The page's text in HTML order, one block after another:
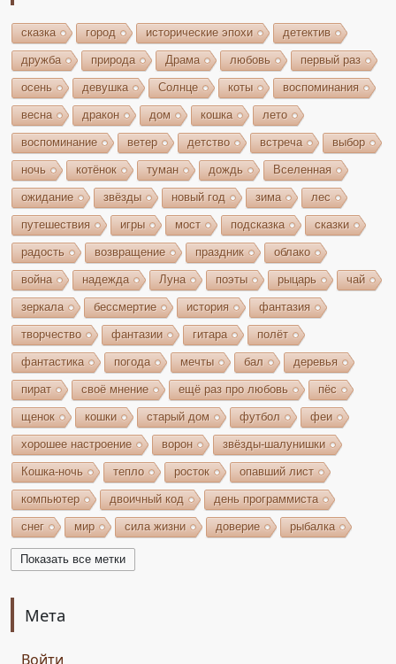
сказка город исторические эпохи детектив
дружба природа Драма любовь первый раз
осень девушка Солнце коты воспоминания
весна дракон дом кошка лето
воспоминание ветер детство встреча выбор
ночь котёнок туман дождь Вселенная
ожидание звёзды новый год зима лес
путешествия игры мост подсказка сказки
радость возвращение праздник облако
война надежда Луна поэты рыцарь чай
зеркала бессмертие история фантазия
творчество фантазии гитара полёт
фантастика погода мечты бал деревья
пират своё мнение ещё раз про любовь пёс
щенок кошки старый дом футбол феи
хорошее настроение ворон звёзды-шалунишки
Кошка-ночь тепло росток опавший лист
компьютер двоичный код день программиста
снег мир сила жизни доверие рыбалка
волшебство игрушки
возрождение
Показать все метки
Мета
Войти